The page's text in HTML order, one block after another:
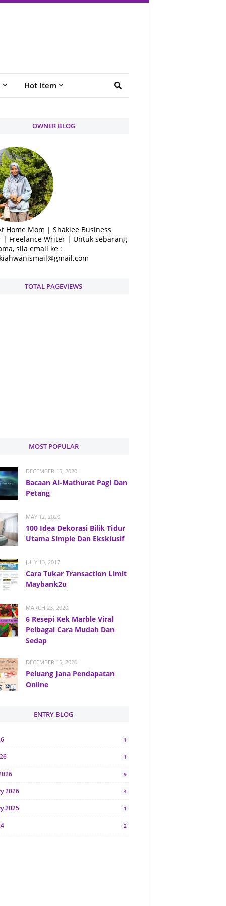
Hot Item
OWNER BLOG
Home Mom | Shaklee Business
| Freelance Writer | Untuk sebarang
sila email ke :
TOTAL PAGEVIEWS
MOST POPULAR
DECEMBER 15, 2020
Bacaan Al-Mathurat Pagi Dan
Petang
MAY 12, 2020
100 Idea Dekorasi Bilik Tidur
Utama Simple Dan Eksklusif
JULY 13, 2017
Cara Tukar Transaction Limit
Maybank2u
MARCH 23, 2020
6 Resepi Kek Marble Viral
Pelbagai Cara Mudah Dan
Sedap
DECEMBER 15, 2020
Peluang Jana Pendapatan
Online
ENTRY BLOG
1
1
9
2026 4
2025 1
2